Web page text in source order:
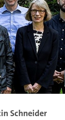
Schneider